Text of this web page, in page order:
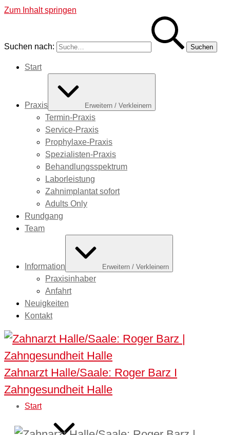
Zum Inhalt springen
Suchen nach:
Start
Praxis Erweitern / Verkleinern
Termin-Praxis
Service-Praxis
Prophylaxe-Praxis
Spezialisten-Praxis
Behandlungsspektrum
Laborleistung
Zahnimplantat sofort
Adults Only
Rundgang
Team
Information Erweitern / Verkleinern
Praxisinhaber
Anfahrt
Neuigkeiten
Kontakt
Zahnarzt Halle/Saale: Roger Barz I
Zahngesundheit Halle
Start